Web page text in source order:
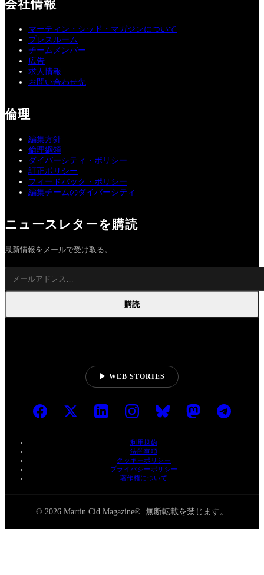
会社情報
マーティン・シッド・マガジンについて
プレスルーム
チームメンバー
広告
求人情報
お問い合わせ先
倫理
編集方針
倫理綱領
ダイバーシティ・ポリシー
訂正ポリシー
フィードバック・ポリシー
編集チームのダイバーシティ
ニュースレターを購読
最新情報をメールで受け取る。
購読
▶ WEB STORIES
利用規約
法的事項
クッキーポリシー
プライバシーポリシー
著作権について
© 2026 Martin Cid Magazine®. 無断転載を禁じます。